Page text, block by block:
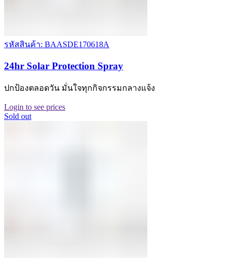
รหัสสินค้า: BAASDE170618A
24hr Solar Protection Spray
ปกป้องตลอดวัน มั่นใจทุกกิจกรรมกลางแจ้ง
Login to see prices
Sold out